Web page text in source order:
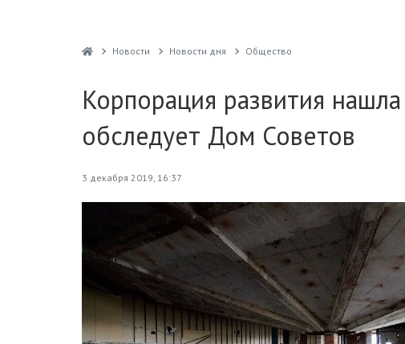
Новости Новости дня Общество
Корпорация развития
обследует Дом Советов
3 декабря 2019, 16:37